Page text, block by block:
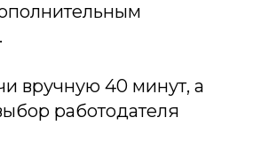
вручную 40 минут, а
работодателя